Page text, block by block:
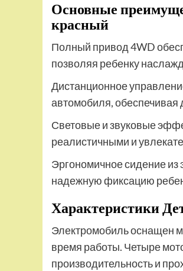
Основные
красный
Полный привод 4WD
позволяя ребенку
Дистанционное
автомобиля, обеспечивая
Световые и звуковые
реалистичными и
Эргономичное сидение из
надежную фиксацию
Характеристики
Электромобиль оснащен
время работы. Четыре
производительность и